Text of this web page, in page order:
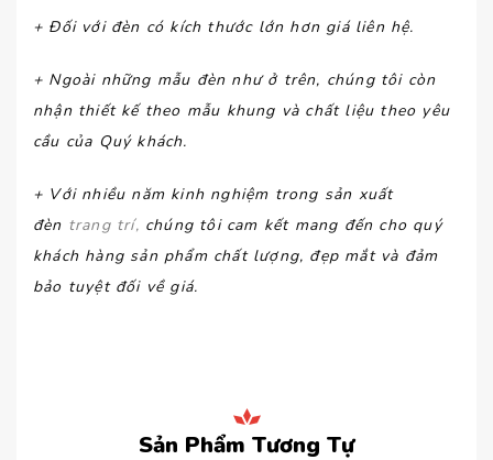
+ Đối với đèn có kích thước lớn hơn giá liên hệ.
+ Ngoài những mẫu đèn như ở trên, chúng tôi còn
nhận thiết kế theo mẫu khung và chất liệu theo yêu
cầu của Quý khách.
+ Với nhiều năm kinh nghiệm trong sản xuất
đèn trang trí, chúng tôi cam kết mang đến cho quý
khách hàng sản phẩm chất lượng, đẹp mắt và đảm
bảo tuyệt đối về giá.
Sản Phẩm Tương Tự